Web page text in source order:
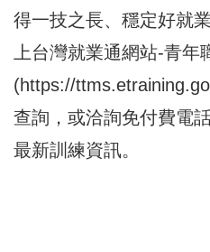
得一技之長、穩定好就
上台灣就業通網站-青年
(https://
查詢，或洽詢免付費電
最新訓練資訊。